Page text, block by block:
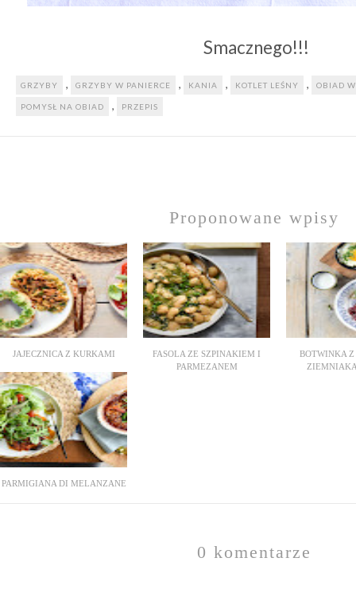
Smacznego!!!
GRZYBY , GRZYBY W PANIERCE , KANIA , KOTLET LEŚNY , OBIAD
POMYSŁ NA OBIAD , PRZEPIS
Proponowane wpisy
JAJECZNICA Z KURKAMI
FASOLA ZE SZPINAKIEM I
PARMEZANEM
BOTWINKA
PARMIGIANA DI MELANZANE
0 komentarze